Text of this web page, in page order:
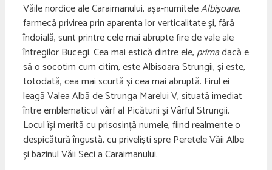
Văile nordice ale Caraimanului, așa-numiteleAlbișoare,
farmecă privirea prin aparenta lor verticalitate și, fără
îndoială, sunt printre cele mai abrupte fire de vale ale
întregilor Bucegi. Cea mai estică dintre ele,primadacă e
să o socotim cum citim, este Albisoara Strungii, și este,
totodată, cea mai scurtă și cea mai abruptă. Firul ei
leagă Valea Albă de Strunga Marelui V, situată imediat
între emblematicul vârf al Picăturii și Vârful Strungii.
Locul își merită cu prisosință numele, fiind realmente o
despicătură îngustă, cu priveliști spre Peretele Văii Albe
și bazinul Văii Seci a Caraimanului.